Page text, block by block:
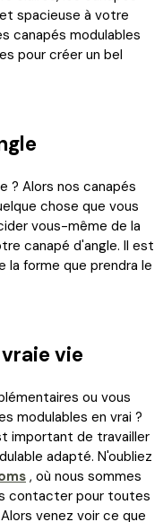
spacieuse à votre
canapés modulables
pour créer un bel
? Alors nos canapés
chose que vous
vous-même de la
canapé d'angle. Il est
la forme que prendra le
vie
ou vous
modulables en vrai ?
important de travailler
adapté. N'oubliez
, où nous sommes
contacter pour toutes
venez voir ce que